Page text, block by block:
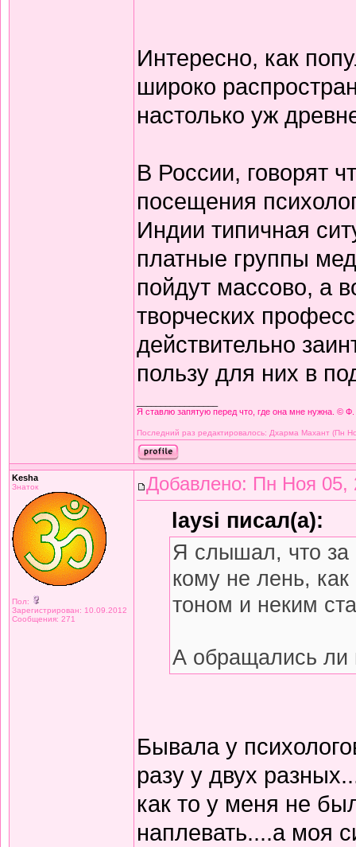
Интересно, как
широко
настолько уж
В России, говорят
посещения
Индии типичная
платные группы
пойдут массово, а
творческих
действительно
пользу для них в
Я ставлю запятую перед что, где она мне нужна. ©
Последний раз редактировалось: Дхарма Махант (Пн
Kesha
Знаток
Пол:
Зарегистрирован: 10.09.2012
Сообщения: 271
Добавлено: Пн Ноя 05,
laysi писал(а):
Я слышал, что за
кому не лень,
тоном и неким
А обращались ли
Бывала у
разу у двух
как то у меня не
наплевать....а моя